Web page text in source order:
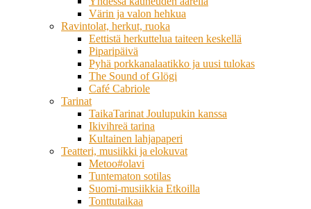
Värin ja valon hehkua
Ravintolat, herkut, ruoka
Eettistä herkuttelua taiteen keskellä
Piparipäivä
Pyhä porkkanalaatikko ja uusi tulokas
The Sound of Glögi
Café Cabriole
Tarinat
TaikaTarinat Joulupukin kanssa
Ikivihreä tarina
Kultainen lahjapaperi
Teatteri, musiikki ja elokuvat
Metoo#olavi
Tuntematon sotilas
Suomi-musiikkia Etkoilla
Tonttutaikaa